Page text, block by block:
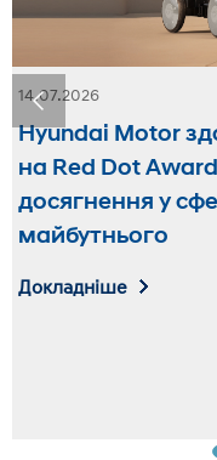
14.07.2026
Hyundai Motor
на Red Dot
досягнення у
майбутнього
Докладніше
20.05.2026
Мобільна
від Hyundai
перемогу Red
Докладніше